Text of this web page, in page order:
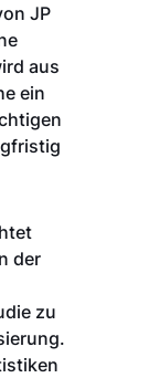
JP
aus
ein
der
zu